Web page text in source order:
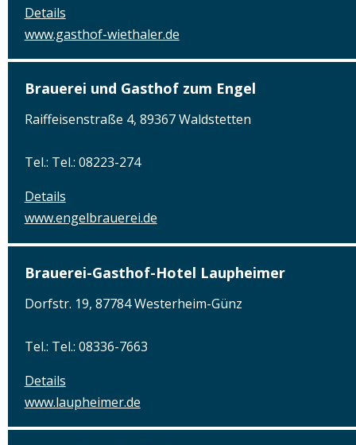
Details
www.gasthof-wiethaler.de
Brauerei und Gasthof zum Engel
Raiffeisenstraße 4, 89367 Waldstetten
Tel.: Tel.: 08223-274
Details
www.engelbrauerei.de
Brauerei-Gasthof-Hotel Laupheimer
Dorfstr. 19, 87784 Westerheim-Günz
Tel.: Tel.: 08336-7663
Details
www.laupheimer.de